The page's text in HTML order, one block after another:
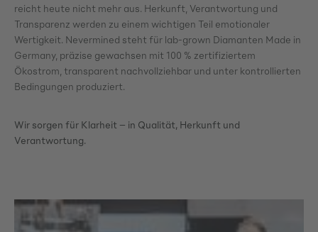
reicht heute nicht mehr aus. Herkunft, Verantwortung und
Transparenz werden zu einem wichtigen Teil emotionaler
Wertigkeit. Nevermined steht für lab-grown Diamanten Made in
Germany, präzise gewachsen mit 100 % zertifiziertem
Ökostrom, transparent nachvollziehbar und unter kontrollierten
Bedingungen produziert.
Wir sorgen für Klarheit – in Qualität, Herkunft und
Verantwortung.